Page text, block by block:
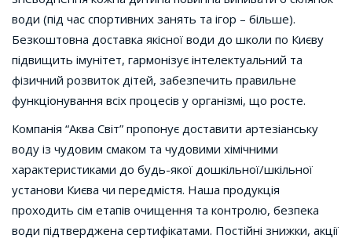
води (під час спортивних занять та ігор – більше).
Безкоштовна доставка якісної води до школи по Києву
підвищить імунітет, гармонізує інтелектуальний та
фізичний розвиток дітей, забезпечить правильне
функціонування всіх процесів у організмі, що росте.
Компанія “Аква Світ” пропонує доставити артезіанську
воду із чудовим смаком та чудовими хімічними
характеристиками до будь-якої дошкільної/шкільної
установи Києва чи передмістя. Наша продукція
проходить сім етапів очищення та контролю, безпека
води підтверджена сертифікатами. Постійні знижки, акції